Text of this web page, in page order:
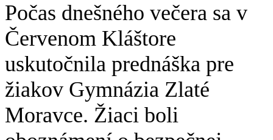
Počas dnešného večera sa v
Červenom Kláštore
uskutočnila prednáška pre
žiakov Gymnázia Zlaté
Moravce. Žiaci boli